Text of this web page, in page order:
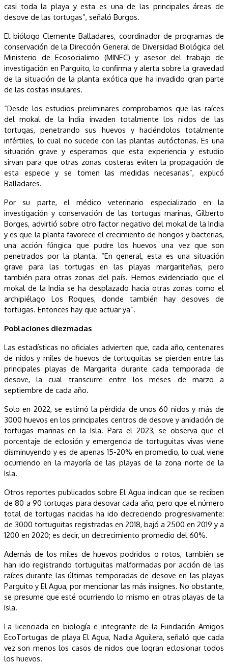
casi toda la playa y esta es una de las principales áreas de
desove de las tortugas”, señaló Burgos.
El biólogo Clemente Balladares, coordinador de programas de
conservación de la Dirección General de Diversidad Biológica del
Ministerio de Ecosocialimo (MINEC) y asesor del trabajo de
investigación en Parguito, lo confirma y alerta sobre la gravedad
de la situación de la planta exótica que ha invadido gran parte
de las costas insulares.
“Desde los estudios preliminares comprobamos que las raíces
del mokal de la India invaden totalmente los nidos de las
tortugas, penetrando sus huevos y haciéndolos totalmente
infértiles, lo cual no sucede con las plantas autóctonas. Es una
situación grave y esperamos que esta experiencia y estudio
sirvan para que otras zonas costeras eviten la propagación de
esta especie y se tomen las medidas necesarias”, explicó
Balladares.
Por su parte, el médico veterinario especializado en la
investigación y conservación de las tortugas marinas, Gilberto
Borges, advirtió sobre otro factor negativo del mokal de la India
y es que la planta favorece el crecimiento de hongos y bacterias,
una acción fúngica que pudre los huevos una vez que son
penetrados por la planta. “En general, esta es una situación
grave para las tortugas en las playas margariteñas, pero
también para otras zonas del país. Hemos evidenciado que el
mokal de la India se ha desplazado hacia otras zonas como el
archipiélago Los Roques, donde también hay desoves de
tortugas. Entonces hay que actuar ya”.
Poblaciones diezmadas
Las estadísticas no oficiales advierten que, cada año, centenares
de nidos y miles de huevos de tortuguitas se pierden entre las
principales playas de Margarita durante cada temporada de
desove, la cual transcurre entre los meses de marzo a
septiembre de cada año.
Solo en 2022, se estimó la pérdida de unos 60 nidos y más de
3000 huevos en los principales centros de desove y anidación de
tortugas marinas en la Isla. Para el 2023, se observa que el
porcentaje de eclosión y emergencia de tortuguitas vivas viene
disminuyendo y es de apenas 15-20% en promedio, lo cual viene
ocurriendo en la mayoría de las playas de la zona norte de la
Isla.
Otros reportes publicados sobre El Agua indican que se reciben
de 80 a 90 tortugas para desovar cada año, pero que el número
total de tortugas nacidas ha ido decreciendo progresivamente:
de 3000 tortuguitas registradas en 2018, bajó a 2500 en 2019 y a
1200 en 2020; es decir, un decrecimiento promedio del 60%.
Además de los miles de huevos podridos o rotos, también se
han ido registrando tortuguitas malformadas por acción de las
raíces durante las últimas temporadas de desove en las playas
Parguito y El Agua, por mencionar las más insignes. No obstante,
se presume que esté ocurriendo lo mismo en otras playas de la
Isla.
La licenciada en biología e integrante de la Fundación Amigos
EcoTortugas de playa El Agua, Nadia Aguilera, señaló que cada
vez son menos los casos de nidos que logran eclosionar todos
los huevos.